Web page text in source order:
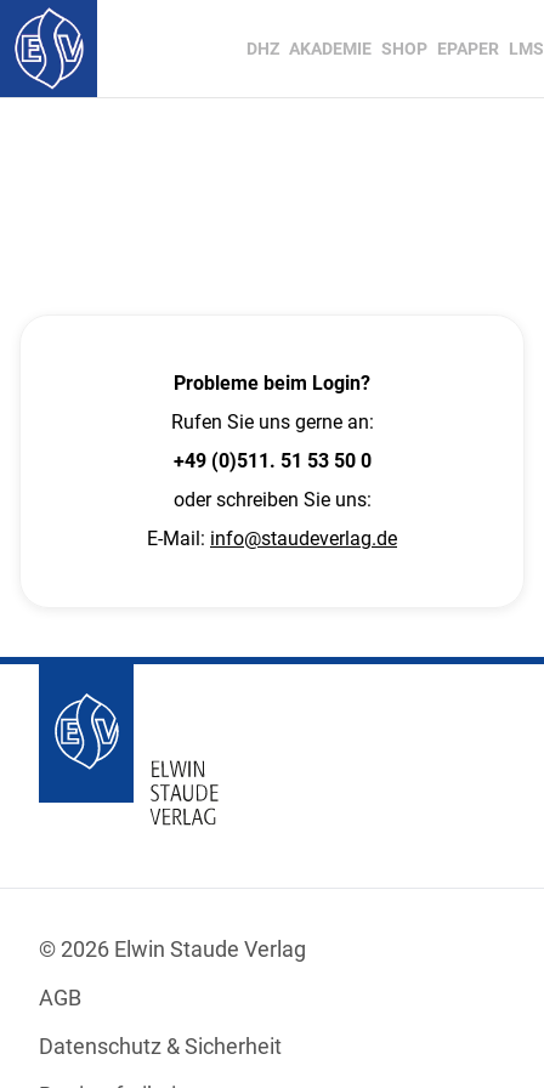
DHZ AKADEMIE SHOP EPAPER LMS
Probleme beim Login?
Rufen Sie uns gerne an:
+49 (0)511. 51 53 50 0
oder schreiben Sie uns:
E-Mail: info@staudeverlag.de
© 2026 Elwin Staude Verlag
AGB
Datenschutz & Sicherheit